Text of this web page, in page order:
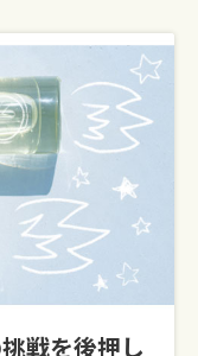
戦を後押し